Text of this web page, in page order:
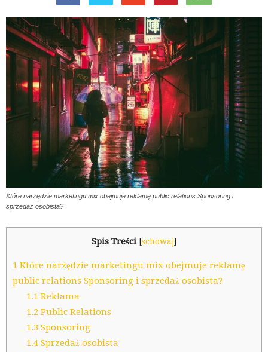
Które narzędzie marketingu mix obejmuje reklamę public relations Sponsoring i
sprzedaż osobista?
Spis Treści [schowaj]
1 Które narzędzie marketingu mix obejmuje reklamę
public relations Sponsoring i sprzedaż osobista?
1.1 Reklama
1.2Public Relations
1.3 Sponsoring
1.4Sprzedaż osobista